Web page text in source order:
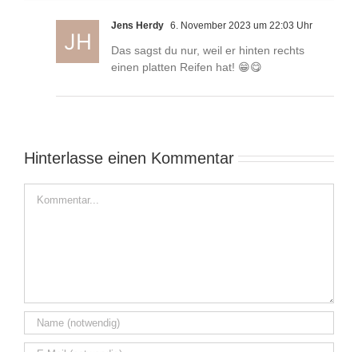
Jens Herdy 6. November 2023 um 22:03 Uhr
Das sagst du nur, weil er hinten rechts
einen platten Reifen hat! 😁😋
Hinterlasse einen Kommentar